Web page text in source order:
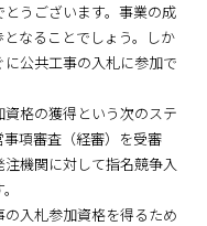
うございます。事業の成
なることでしょう。しか
公共工事の入札に参加で
資格の獲得 という次のステ
項審査（経審） を受審
注機関に対して指名競争入
入札参加資格を得るため